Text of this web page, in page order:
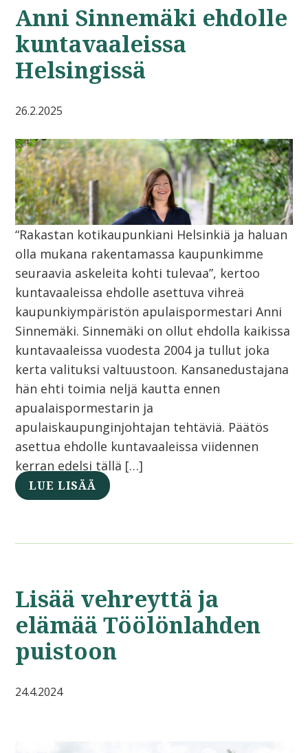
Anni Sinnemäki ehdolle
kuntavaaleissa
Helsingissä
26.2.2025
“Rakastan kotikaupunkiani Helsinkiä ja haluan
olla mukana rakentamassa kaupunkimme
seuraavia askeleita kohti tulevaa”, kertoo
kuntavaaleissa ehdolle asettuva vihreä
kaupunkiympäristön apulaispormestari Anni
Sinnemäki. Sinnemäki on ollut ehdolla kaikissa
kuntavaaleissa vuodesta 2004 ja tullut joka
kerta valituksi valtuustoon. Kansanedustajana
hän ehti toimia neljä kautta ennen
apualaispormestarin ja
apulaiskaupunginjohtajan tehtäviä. Päätös
asettua ehdolle kuntavaaleissa viidennen
kerran edelsi tällä […]
LUE LISÄÄ
Lisää vehreyttä ja
elämää Töölönlahden
puistoon
24.4.2024